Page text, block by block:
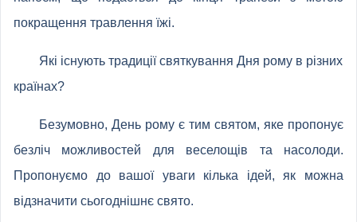
покращення травлення їжі.
Які існують традиції святкування Дня рому в різних
країнах?
Безумовно, День рому є тим святом, яке пропонує
безліч можливостей для веселощів та насолоди.
Пропонуємо до вашої уваги кілька ідей, як можна
відзначити сьогоднішнє свято.